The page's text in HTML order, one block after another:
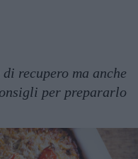
recupero ma anche
per prepararlo